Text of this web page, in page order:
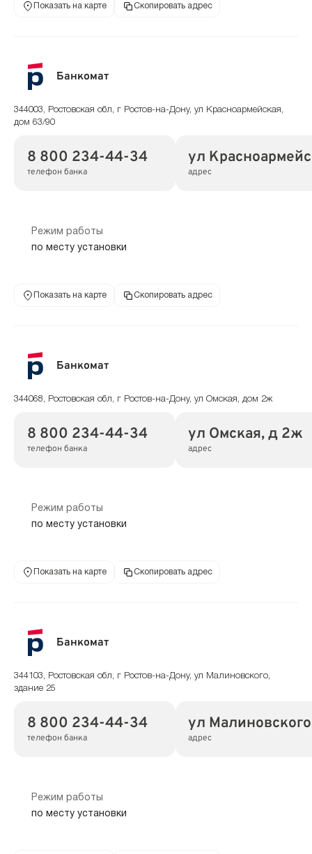
Показать на карте Скопировать адрес
Банкомат
344003, Ростовская обл, г Ростов-на-Дону, ул Красноармейская,
дом 63/90
8 800 234-44-34
телефон банка
ул
адрес
Режим работы
по месту установки
Показать на карте Скопировать адрес
Банкомат
344068, Ростовская обл, г Ростов-на-Дону, ул Омская, дом 2ж
8 800 234-44-34
телефон банка
ул Омская, д 2ж
адрес
Режим работы
по месту установки
Показать на карте Скопировать адрес
Банкомат
344103, Ростовская обл, г Ростов-на-Дону, ул Малиновского,
здание 25
8 800 234-44-34
телефон банка
ул
адрес
Режим работы
по месту установки